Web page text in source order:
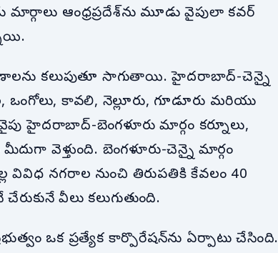
మార్గాలు ఆంధ్రప్రదేశ్‌ను మూడు వైపులా కవర్
కలుపుతూ సాగుతాయి. హైదరాబాద్-చెన్నై
కావలి, నెల్లూరు, గూడూరు మరియు
హైదరాబాద్-బెంగళూరు మార్గం కర్నూలు,
వెళ్తుంది. బెంగళూరు-చెన్నై మార్గం
వివిధ నగరాల నుంచి తిరుపతికి కేవలం 40
వీలు కలుగుతుంది.
ఒక ప్రత్యేక కార్పొరేషన్‌ను ఏర్పాటు చేసింది.